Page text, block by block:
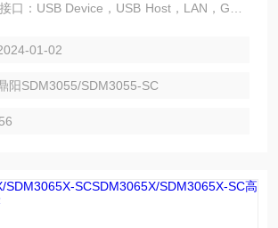
口：USB Device，USB Host，LAN，GPIB
修改，查看，备份 4.3 英寸真彩 TFT-LCD
01-02
阳SDM3055/SDM3055-SC